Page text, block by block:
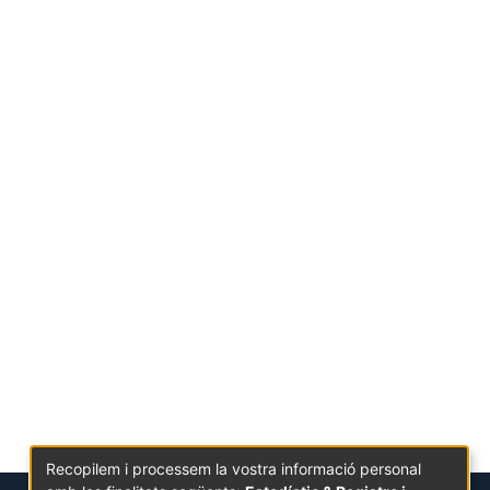
Recopilem i processem la vostra informació personal